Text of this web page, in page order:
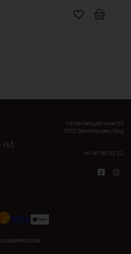
Hinterbergstrasse 56
6312 Steinhausen/Zug
+41 41 741 22 22
AGBIMPRESSUM